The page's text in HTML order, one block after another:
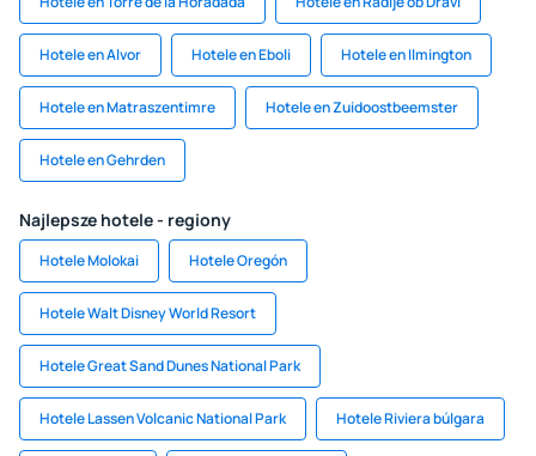
Hotele en Alvor Hotele en Eboli Hotele en Ilmington
Hotele en Matraszentimre Hotele en Zuidoostbeemster
Hotele en Gehrden
Najlepsze hotele - regiony
Hotele Molokai Hotele Oregón
Hotele Walt Disney World Resort
Hotele Great Sand Dunes National Park
Hotele Lassen Volcanic National Park Hotele Riviera búlgara